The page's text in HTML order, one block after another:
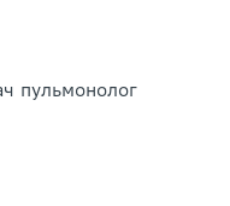
пульмонолог